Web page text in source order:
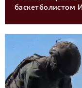
баскетболистом